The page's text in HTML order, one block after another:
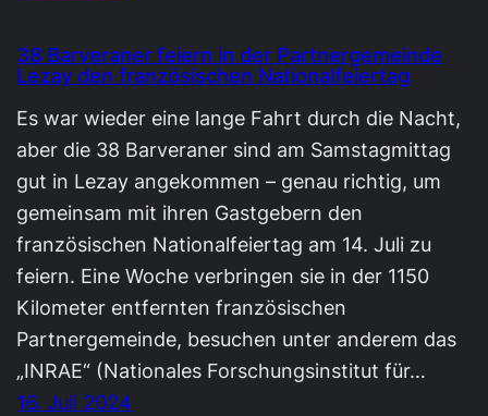
38 Barveraner feiern in der Partnergemeinde
Lezay den französischen Nationalfeiertag
Es war wieder eine lange Fahrt durch die Nacht,
aber die 38 Barveraner sind am Samstagmittag
gut in Lezay angekommen – genau richtig, um
gemeinsam mit ihren Gastgebern den
französischen Nationalfeiertag am 14. Juli zu
feiern. Eine Woche verbringen sie in der 1150
Kilometer entfernten französischen
Partnergemeinde, besuchen unter anderem das
„INRAE“ (Nationales Forschungsinstitut für…
16. Juli 2024